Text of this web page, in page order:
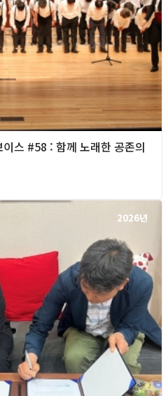
스 #58 : 함께 노래한 공존의
2026년